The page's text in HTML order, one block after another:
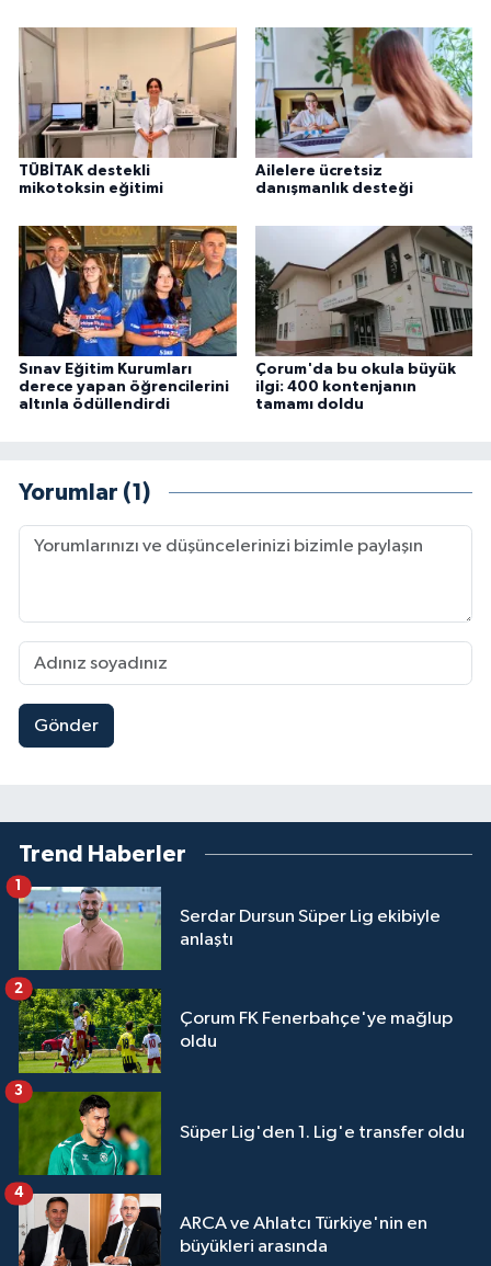
TÜBİTAK destekli
mikotoksin eğitimi
Ailelere ücretsiz
danışmanlık desteği
Sınav Eğitim Kurumları
derece yapan öğrencilerini
altınla ödüllendirdi
Çorum'da bu okula büyük
ilgi: 400 kontenjanın
tamamı doldu
Yorumlar (1)
Gönder
Trend Haberler
Serdar Dursun Süper Lig ekibiyle
anlaştı
1
Çorum FK Fenerbahçe'ye mağlup
oldu
2
Süper Lig'den 1. Lig'e transfer oldu
3
ARCA ve Ahlatcı Türkiye'nin en
büyükleri arasında
4